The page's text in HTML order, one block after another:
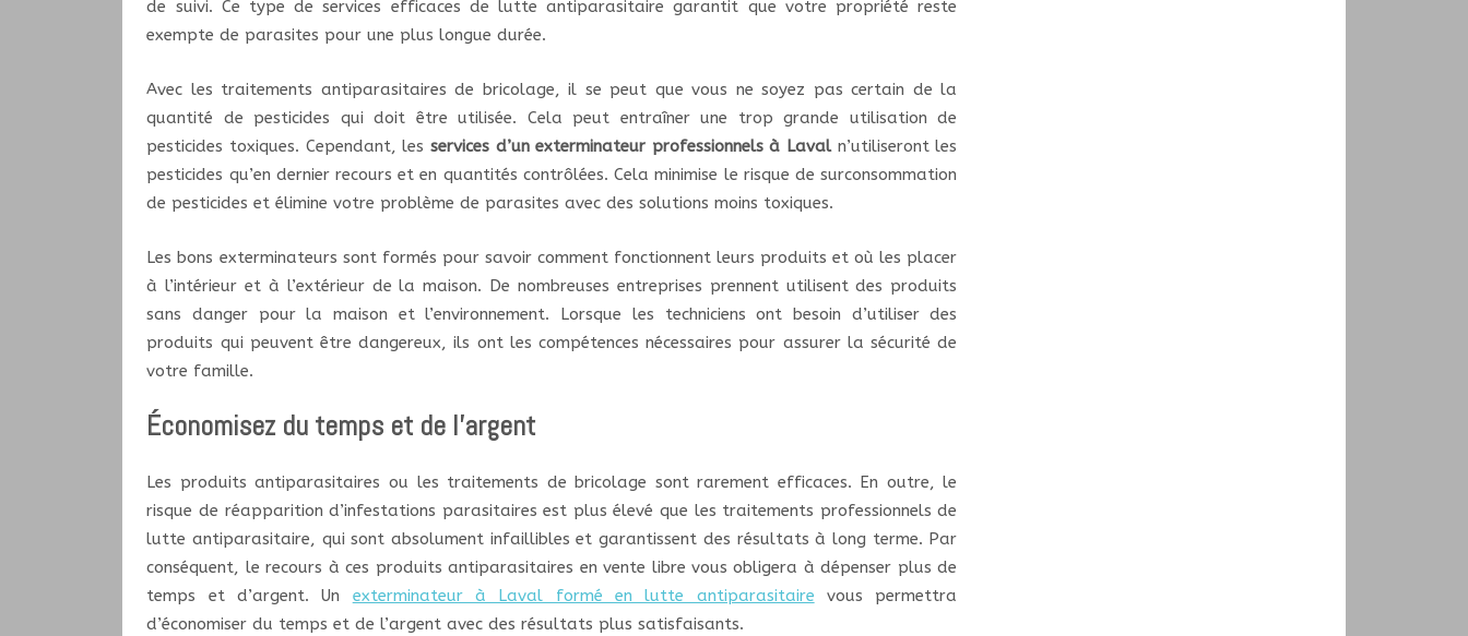
de suivi. Ce type de services efficaces de lutte antiparasitaire garantit que votre propriété reste
exempte de parasites pour une plus longue durée.
Avec les traitements antiparasitaires de bricolage, il se peut que vous ne soyez pas certain de la
quantité de pesticides qui doit être utilisée. Cela peut entraîner une trop grande utilisation de
pesticides toxiques. Cependant, les services d’un exterminateur professionnels à Lavaln’utiliseront les
pesticides qu’en dernier recours et en quantités contrôlées. Cela minimise le risque de surconsommation
de pesticides et élimine votre problème de parasites avec des solutions moins toxiques.
Les bons exterminateurs sont formés pour savoir comment fonctionnent leurs produits et où les placer
à l’intérieur et à l’extérieur de la maison. De nombreuses entreprises prennent utilisent des produits
sans danger pour la maison et l’environnement. Lorsque les techniciens ont besoin d’utiliser des
produits qui peuvent être dangereux, ils ont les compétences nécessaires pour assurer la sécurité de
votre famille.
Économisez du temps et de l’argent
Les produits antiparasitaires ou les traitements de bricolage sont rarement efficaces. En outre, le
risque de réapparition d’infestations parasitaires est plus élevé que les traitements professionnels de
lutte antiparasitaire, qui sont absolument infaillibles et garantissent des résultats à long terme. Par
conséquent, le recours à ces produits antiparasitaires en vente libre vous obligera à dépenser plus de
temps et d’argent. Un exterminateur à Laval formé en lutte antiparasitaire vous permettra
d’économiser du temps et de l’argent avec des résultats plus satisfaisants.